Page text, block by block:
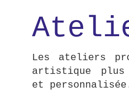
Les ateliers
artistique
et